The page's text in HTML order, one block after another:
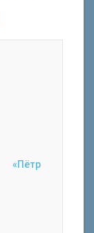
«Пётр